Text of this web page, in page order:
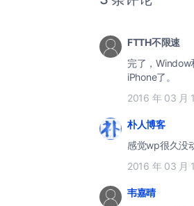
FTTH不限速
完了，Window
iPhone了。
2016 年 03 月
朴人博客
感觉wp很久没
2016 年 03 月
韦嘉晴